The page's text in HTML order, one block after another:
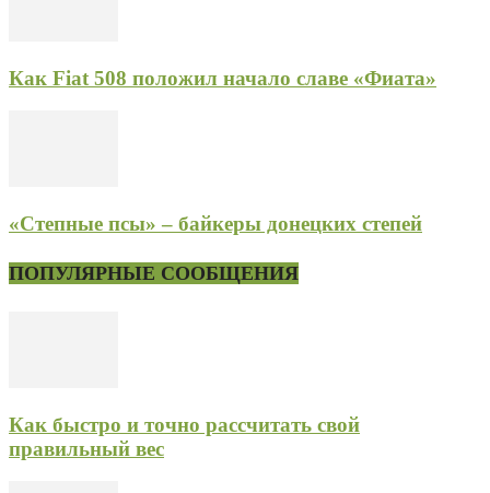
Как Fiat 508 положил начало славе «Фиата»
«Степные псы» – байкеры донецких степей
ПОПУЛЯРНЫЕ СООБЩЕНИЯ
Как быстро и точно рассчитать свой
правильный вес